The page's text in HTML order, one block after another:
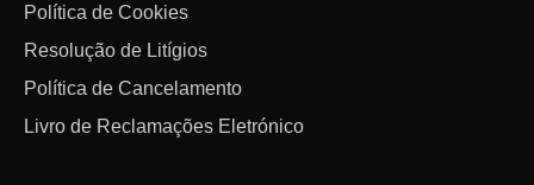
Política de Cookies
Resolução de Litígios
Política de Cancelamento
Livro de Reclamações Eletrónico